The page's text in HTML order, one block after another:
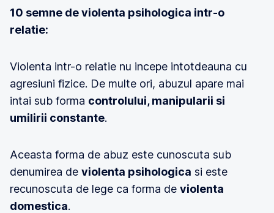
10 semne de violenta psihologica intr-o
relatie:
Violenta intr-o relatie nu incepe intotdeauna cu
agresiuni fizice. De multe ori, abuzul apare mai
intai sub forma controlului, manipularii si
umilirii constante.
Aceasta forma de abuz este cunoscuta sub
denumirea de violenta psihologica si este
recunoscuta de lege ca forma de violenta
domestica.